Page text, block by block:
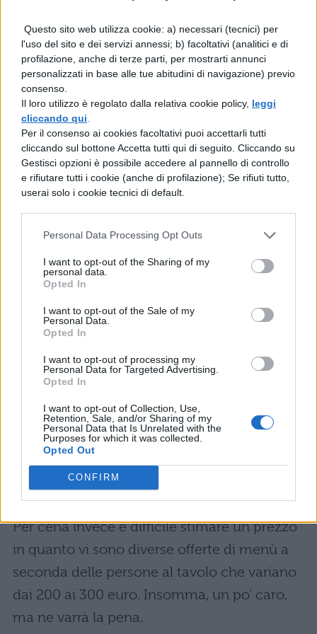
Questo sito web utilizza cookie: a) necessari (tecnici) per
l'uso del sito e dei servizi annessi; b) facoltativi (analitici e di
profilazione, anche di terze parti, per mostrarti annunci
personalizzati in base alle tue abitudini di navigazione) previo
consenso.
Il loro utilizzo è regolato dalla relativa cookie policy, leggi
cliccando qui
Per il consenso ai cookies facoltativi puoi accettarli tutti
cliccando sul bottone Accetta tutti qui di seguito. Cliccando su
Gestisci opzioni è possibile accedere al pannello di controllo
e rifiutare tutti i cookie (anche di profilazione); Se rifiuti tutto,
userai solo i cookie tecnici di default.
Personal Data Processing Opt Outs
I want to opt-out of the Sharing of my
personal data.
Opted In
I want to opt-out of the Sale of my
Personal Data.
Opted In
I want to opt-out of processing my
Personal Data for Targeted Advertising.
Opted In
I want to opt-out of Collection, Use,
Retention, Sale, and/or Sharing of my
Personal Data that Is Unrelated with the
Purposes for which it was collected.
Opted Out
CONFIRM
Parigi, Ristorante Le Jules
Verne, Torre Eiffel: costi e
prenotazioni
Famosissimo ristorante nella Torre Eiffel
posto alsecondo piano con la cucina del
celebre chef Alain Ducasse. Una cena in
quota, precisamente a 125 metri d’altezza,
con i piatti tipici della cucina francese,
rielaborati in chiave moderna daPascal
Feraud, allievo di Ducasse.Tra i piatti più
famosi ricordiamo il rombo allo zabaione di
champagne o l’agnello ai carciofi. Anche in
questo caso, per la prenotazione è
necessario prenotare online e con largo
anticipo.
Le opzioni sono, per pranzo:
Menù Experience, 5 portate: 190 euro
Menù Experience, 6 portate: 230 euro
Menù classico, 3 portate: 103 euro
Per cena invece è difficile stimare un prezzo
in quanto vi sono diverse offerte di menù a
seconda delle persone al tavolo che variano
dai 200 ai 300 euro. Insomma, un po’ caro,
ma ne varrà la pena.